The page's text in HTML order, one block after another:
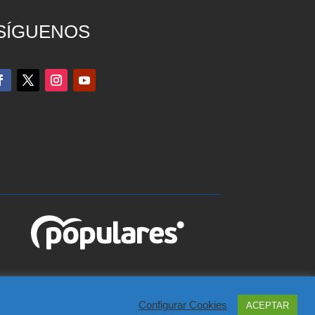
Configurar Cookies ACEPTAR